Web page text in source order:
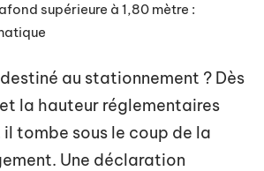
supérieure à 1,80 mètre :
au stationnement ? Dès
la hauteur réglementaires
tombe sous le coup de la
Une déclaration